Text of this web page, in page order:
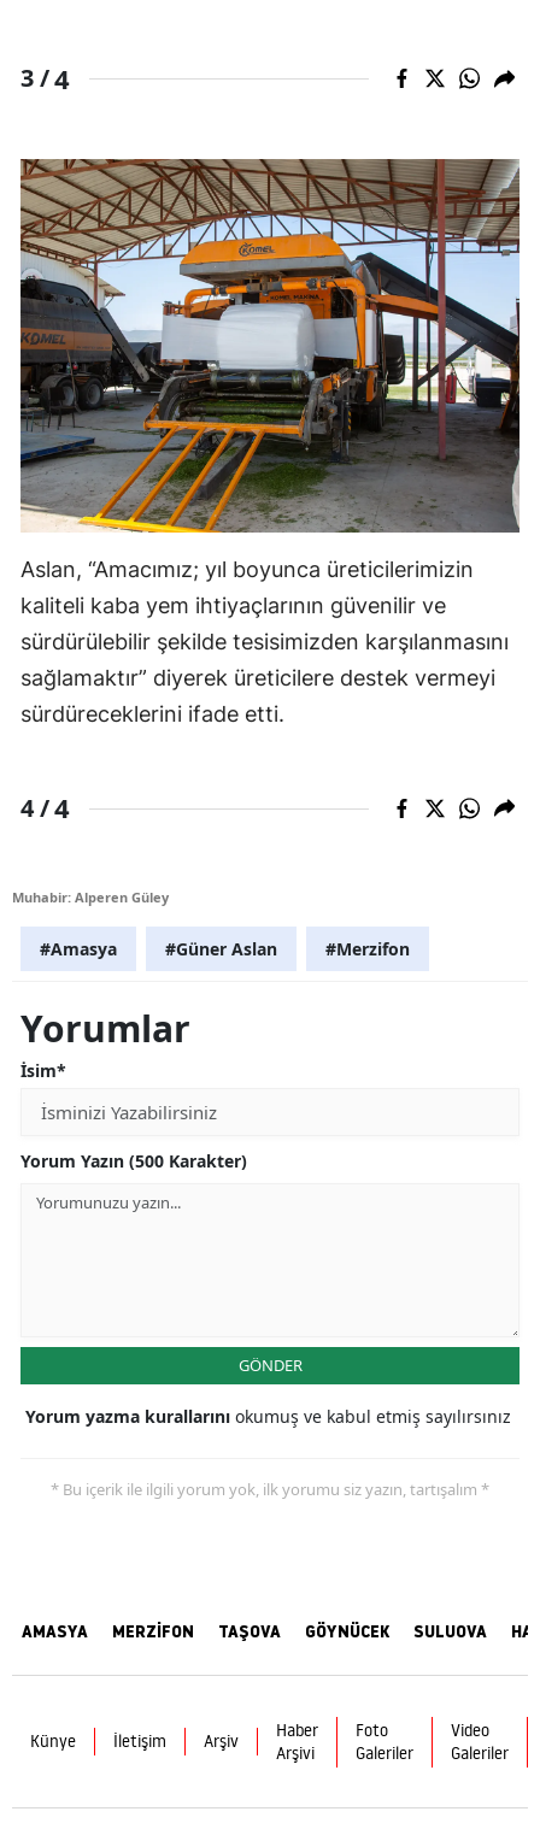
3 /4
Aslan, “Amacımız; yıl boyunca üreticilerimizin
kaliteli kaba yem ihtiyaçlarının güvenilir ve
sürdürülebilir şekilde tesisimizden karşılanmasını
sağlamaktır” diyerek üreticilere destek vermeyi
sürdüreceklerini ifade etti.
4 /4
Muhabir: Alperen Güley
#Amasya #Güner Aslan #Merzifon
Yorumlar
İsim*
Yorum Yazın (500 Karakter)
GÖNDER
Yorum yazma kurallarını okumuş ve kabul etmiş sayılırsınız
* Bu içerik ile ilgili yorum yok, ilk yorumu siz yazın, tartışalım *
AMASYA MERZİFON TAŞOVA GÖYNÜCEK SULUOVA
Künye İletişim Arşiv
Haber
Arşivi
Foto
Galeriler
Video
Galeriler